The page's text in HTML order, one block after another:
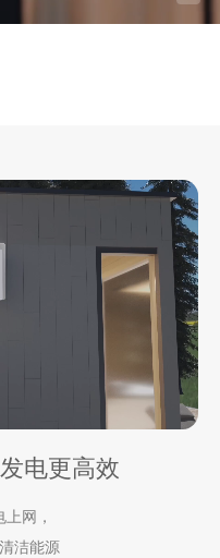
活新风尚
发电更高效
网，
洁能源